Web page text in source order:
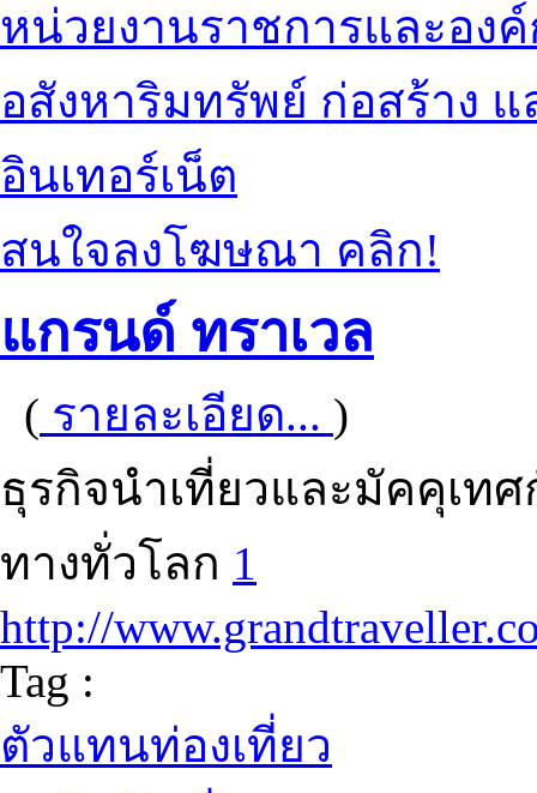
หน่วยงานราชการและอง
อสังหาริมทรัพย์ ก่อสร้าง
อินเทอร์เน็ต
สนใจลงโฆษณา คลิก!
แกรนด์ ทราเวล
( รายละเอียด... )
ธุรกิจนำเที่ยวและมัคคุเท
ทางทั่วโลก 1
http://
Tag :
ตัวแทนท่องเที่ยว